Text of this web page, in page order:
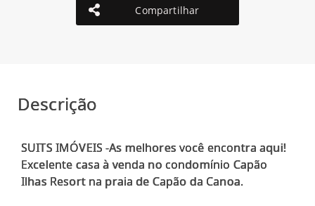
Compartilhar
Descrição
SUITS IMÓVEIS -As melhores você encontra aqui!
Excelente casa à venda no condomínio Capão
Ilhas Resort na praia de Capão da Canoa.